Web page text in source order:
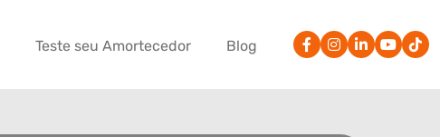
Teste seu Amortecedor Blog